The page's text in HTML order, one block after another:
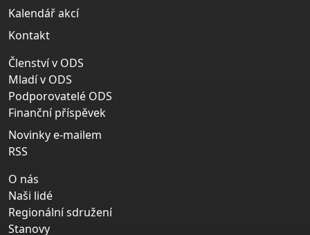
Kalendář akcí
Kontakt
Členství v ODS
Mladí v ODS
Podporovatelé ODS
Finanční příspěvek
Novinky e-mailem
RSS
O nás
Naši lidé
Regionální sdružení
Stanovy